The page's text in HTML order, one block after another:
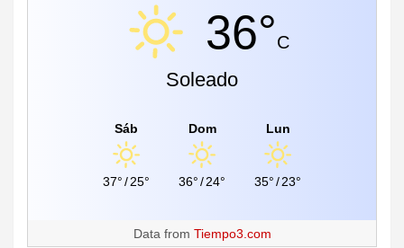
36°C
Soleado
Sáb
37°/25°
Dom
36°/24°
Lun
35°/23°
Data from Tiempo3.com